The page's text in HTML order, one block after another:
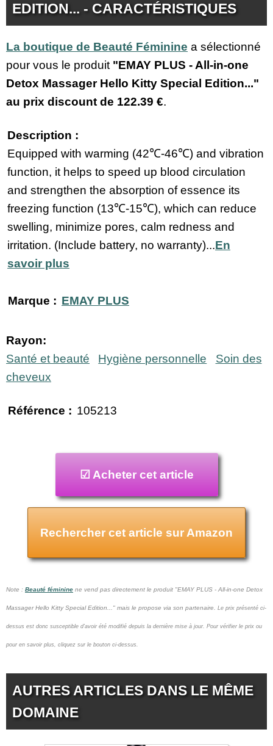
EDITION... - CARACTÉRISTIQUES
La boutique de Beauté Féminine a sélectionné
pour vous le produit "EMAY PLUS - All-in-one
Detox Massager Hello Kitty Special Edition..."
au prix discount de 122.39 €.
Description :
Equipped with warming (42℃-46℃) and vibration
function, it helps to speed up blood circulation
and strengthen the absorption of essence its
freezing function (13℃-15℃), which can reduce
swelling, minimize pores, calm redness and
irritation. (Include battery, no warranty)...En
savoir plus
Marque : EMAY PLUS
Rayon:
Santé et beauté
Hygiène personnelle
Soin des
cheveux
Référence : 105213
☑ Acheter cet article
Rechercher cet article sur Amazon
Note : Beauté féminine ne vend pas directement le produit "EMAY PLUS - All-in-one Detox
Massager Hello Kitty Special Edition..." mais le propose via son partenaire. Le prix présenté ci-
dessus est donc susceptible d'avoir été modifié depuis la dernière mise à jour. Pour vérifier le prix ou
pour en savoir plus, cliquez sur le bouton ci-dessus.
AUTRES ARTICLES DANS LE MÊME
DOMAINE